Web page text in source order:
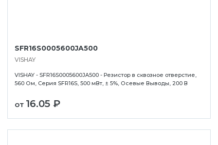
SFR16S0005600JA500
VISHAY
VISHAY - SFR16S0005600JA500 - Резистор в сквозное отверстие,
560 Ом, Серия SFR16S, 500 мВт, ± 5%, Осевые Выводы, 200 В
от 16.05 ₽